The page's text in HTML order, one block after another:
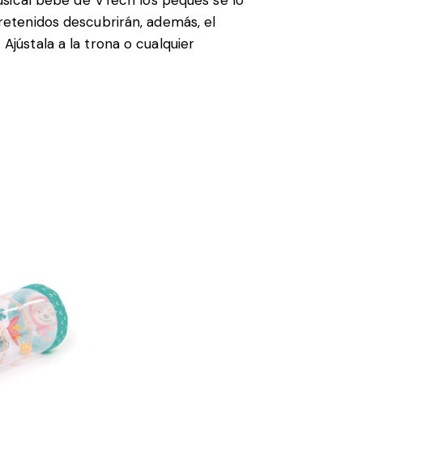
descubrirán, además, el
a la trona o cualquier